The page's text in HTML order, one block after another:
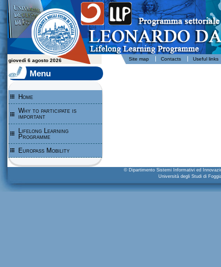
Leonardo da Vinci - Programma per l'apprendimento permanente - Università degli Studi di Foggia
-
giovedì 6 agosto 2026 Site map Contacts Useful links
Menu
Home
Why to participate is
important
Lifelong Learning
Programme
Europass Mobility
© Dipartimento Sistemi Informativi ed
Università degli Studi di